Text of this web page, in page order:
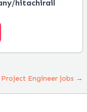
hitachirail
Project Engineer jobs →